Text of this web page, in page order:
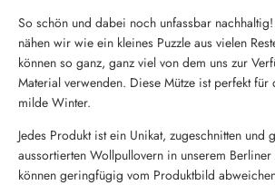
So schön und dabei noch unfassbar
nähen wir wie ein kleines Puzzle aus vielen
können so ganz, ganz viel von dem uns zur
Material verwenden. Diese Mütze ist perfekt für
milde Winter.
Jedes Produkt ist ein Unikat, zugeschnitten und
aussortierten Wollpullovern in unserem
können geringfügig vom Produktbild